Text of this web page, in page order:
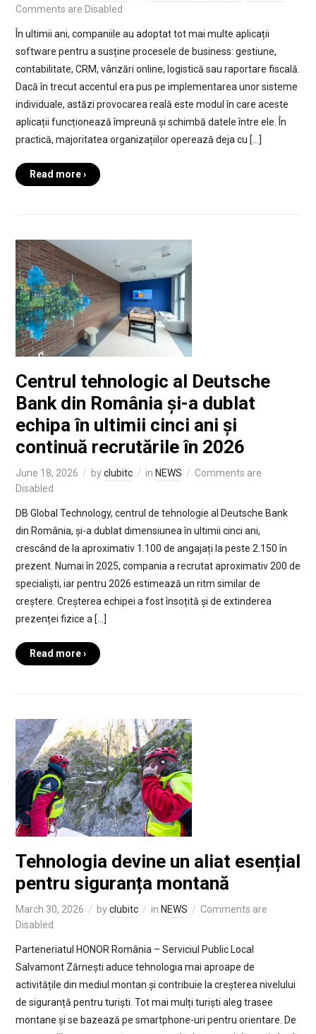
Comments are Disabled
În ultimii ani, companiile au adoptat tot mai multe aplicații
software pentru a susține procesele de business: gestiune,
contabilitate, CRM, vânzări online, logistică sau raportare fiscală.
Dacă în trecut accentul era pus pe implementarea unor sisteme
individuale, astăzi provocarea reală este modul în care aceste
aplicații funcționează împreună și schimbă datele între ele. În
practică, majoritatea organizațiilor operează deja cu […]
Read more ›
Centrul tehnologic al Deutsche
Bank din România și-a dublat
echipa în ultimii cinci ani și
continuă recrutările în 2026
June 18, 2026 byclubitc in NEWS
Comments are
Disabled
DB Global Technology, centrul de tehnologie al Deutsche Bank
din România, și-a dublat dimensiunea în ultimii cinci ani,
crescând de la aproximativ 1.100 de angajați la peste 2.150 în
prezent. Numai în 2025, compania a recrutat aproximativ 200 de
specialiști, iar pentru 2026 estimează un ritm similar de
creștere. Creșterea echipei a fost însoțită și de extinderea
prezenței fizice a […]
Read more ›
Tehnologia devine un aliat esențial
pentru siguranța montană
March 30, 2026 byclubitc in NEWS
Comments are
Disabled
Parteneriatul HONOR România – Serviciul Public Local
Salvamont Zărnești aduce tehnologia mai aproape de
activitățile din mediul montan și contribuie la creșterea nivelului
de siguranță pentru turiști. Tot mai mulți turiști aleg trasee
montane și se bazează pe smartphone-uri pentru orientare. De